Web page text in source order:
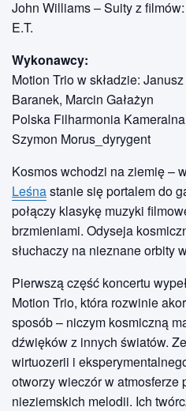
John Williams – Suity z
E.T.
Wykonawcy:
Motion Trio w składzie:
Baranek, Marcin Gałażyn
Polska Filharmonia
Szymon Morus_dyrygent
Kosmos wchodzi na ziemię –
Leśnastanie się portalem do
połączy klasykę muzyki
brzmieniami. Odyseja
słuchaczy na nieznane orbity
Pierwszą część koncertu
Motion Trio, która rozwinie
sposób – niczym kosmiczną
dźwięków z innych światów.
wirtuozerii i
otworzy wieczór w atmosferze
nieziemskich melodii. Ich